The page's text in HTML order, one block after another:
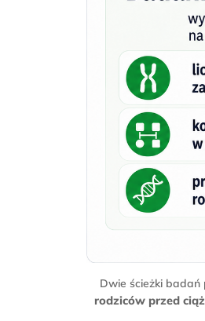
Dwie ścieżki badań
rodziców przed